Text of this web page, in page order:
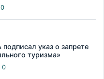
0
указ о запрете
туризма»
0